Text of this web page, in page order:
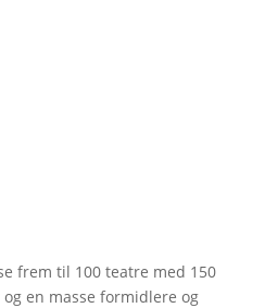
frem til 100 teatre med 150
en masse formidlere og